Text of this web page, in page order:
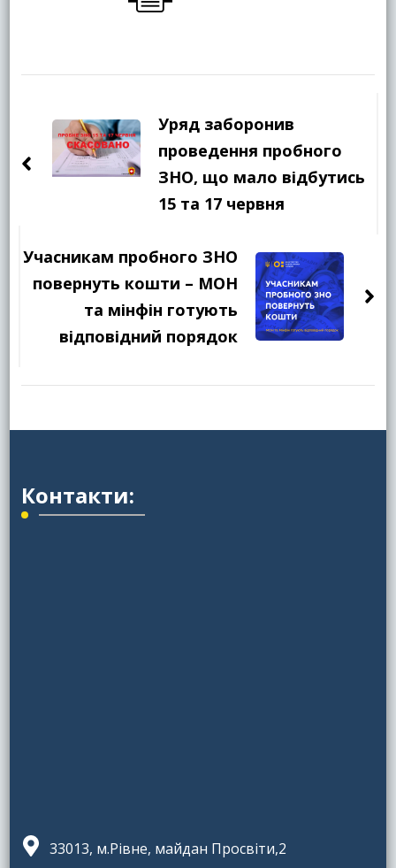
по
запису
Уряд заборонив
проведення пробного
ЗНО, що мало відбутись
15 та 17 червня
Учасникам пробного ЗНО
повернуть кошти – МОН
та мінфін готують
відповідний порядок
Контакти:
33013, м.Рівне, майдан Просвіти,2